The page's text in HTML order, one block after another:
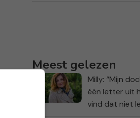
Meest gelezen
Milly: “Mijn
één letter uit
vind dat niet